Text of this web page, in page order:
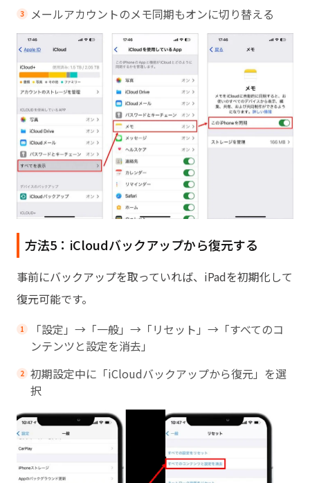
メールアカウントのメモ同期もオンに切り替える
方法5：iCloudバックアップから復元する
事前にバックアップを取っていれば、iPadを初期化して
復元可能です。
「設定」→「一般」→「リセット」→「すべてのコ
ンテンツと設定を消去」
初期設定中に「iCloudバックアップから復元」を選
択